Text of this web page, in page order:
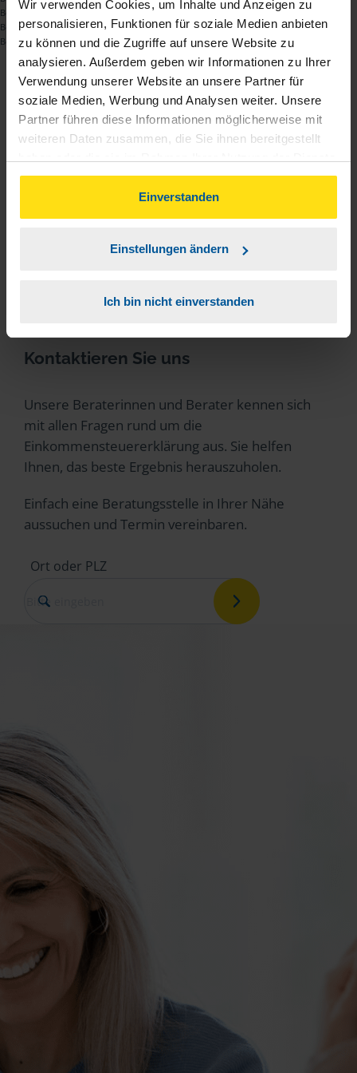
Wir verwenden Cookies, um Inhalte und Anzeigen zu
personalisieren, Funktionen für soziale Medien anbieten
zu können und die Zugriffe auf unsere Website zu
analysieren. Außerdem geben wir Informationen zu Ihrer
Verwendung unserer Website an unsere Partner für
soziale Medien, Werbung und Analysen weiter. Unsere
Partner führen diese Informationen möglicherweise mit
weiteren Daten zusammen, die Sie ihnen bereitgestellt
gesammelt haben. Indem Sie auf Einverstanden klicken,
können Sie der Verwendung von Cookies, gemäß
unserer
Einverstanden
Einstellungen ändern
Ich bin nicht einverstanden
Beratungsleistung im konkreten Einzelfall kann nur im Rahmen der
Begründung einer Mitgliedschaft und ausschließlich innerhalb der
Beratungsbefugnis nach § 4 Nr. 11 StBerG erfolgen.
Beitrag teilen
Kontaktieren Sie uns
Unsere Beraterinnen und Berater kennen sich
mit allen Fragen rund um die
Einkommensteuererklärung aus. Sie helfen
Ihnen, das beste Ergebnis herauszuholen.
Einfach eine Beratungsstelle in Ihrer Nähe
aussuchen und Termin vereinbaren.
Ort oder PLZ